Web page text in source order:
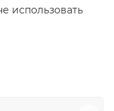
использовать